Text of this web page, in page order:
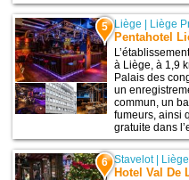
5 Liège | Liège
Pentahotel
à Liège, à 1,9
Palais des
un
commun, un
fumeurs, ainsi
gratuite dans
6 Stavelot|
Hotel Val De